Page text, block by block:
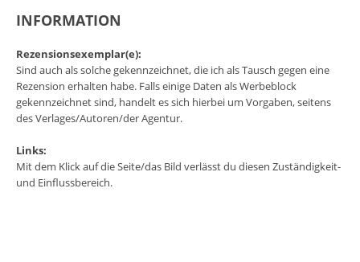
INFORMATION
Rezensionsexemplar(e):
Sind auch als solche gekennzeichnet, die ich als Tausch gegen eine
Rezension erhalten habe. Falls einige Daten als Werbeblock
gekennzeichnet sind, handelt es sich hierbei um Vorgaben, seitens
des Verlages/Autoren/der Agentur.
Links:
Mit dem Klick auf die Seite/das Bild verlässt du diesen Zuständigkeit-
und Einflussbereich.